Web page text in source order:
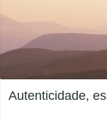
Autenticidade,